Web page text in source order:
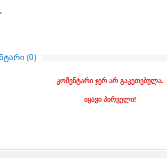
(0)
კომენტარი ჯერ არ გაკეთებულა.
იყავი პირველი!